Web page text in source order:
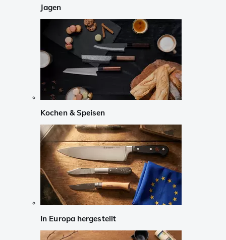
Jagen
Kochen & Speisen
In Europa hergestellt